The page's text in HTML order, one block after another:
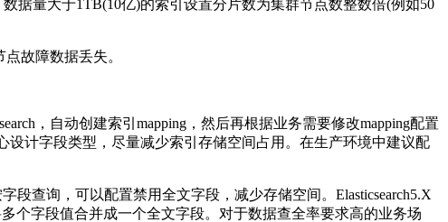
据量大于1TB(10亿)的索引设置分片数为集群节点数整数倍(例如50
故障数据丢失。
，自动创建索引mapping，然后再根据业务需要修改mapping配置
计字段类型，尽量减少索引存储空间占用。在生产环境中建议配
查询，可以配置禁用全文字段，减少存储空间。Elasticsearch5.X
个字段值合并成一个全文字段。对于数据查全率要求高的业务场